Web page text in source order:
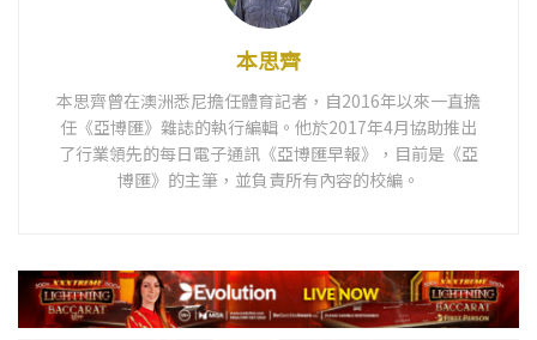
本思齊
本思齊曾在澳洲悉尼擔任體育記者，自2016年以來一直擔
任《亞博匯》雜誌的執行編輯。他於2017年4月協助推出
了行業領先的每日電子通訊《亞博匯早報》，目前是《亞
博匯》的主筆，並負責所有內容的校編。